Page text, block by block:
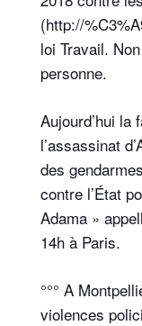
(http://
loi Travail.
personne.
Aujourd’hui la
l’assassinat
des
contre l’État
Adama »
14h à Paris.
°°° A
violences